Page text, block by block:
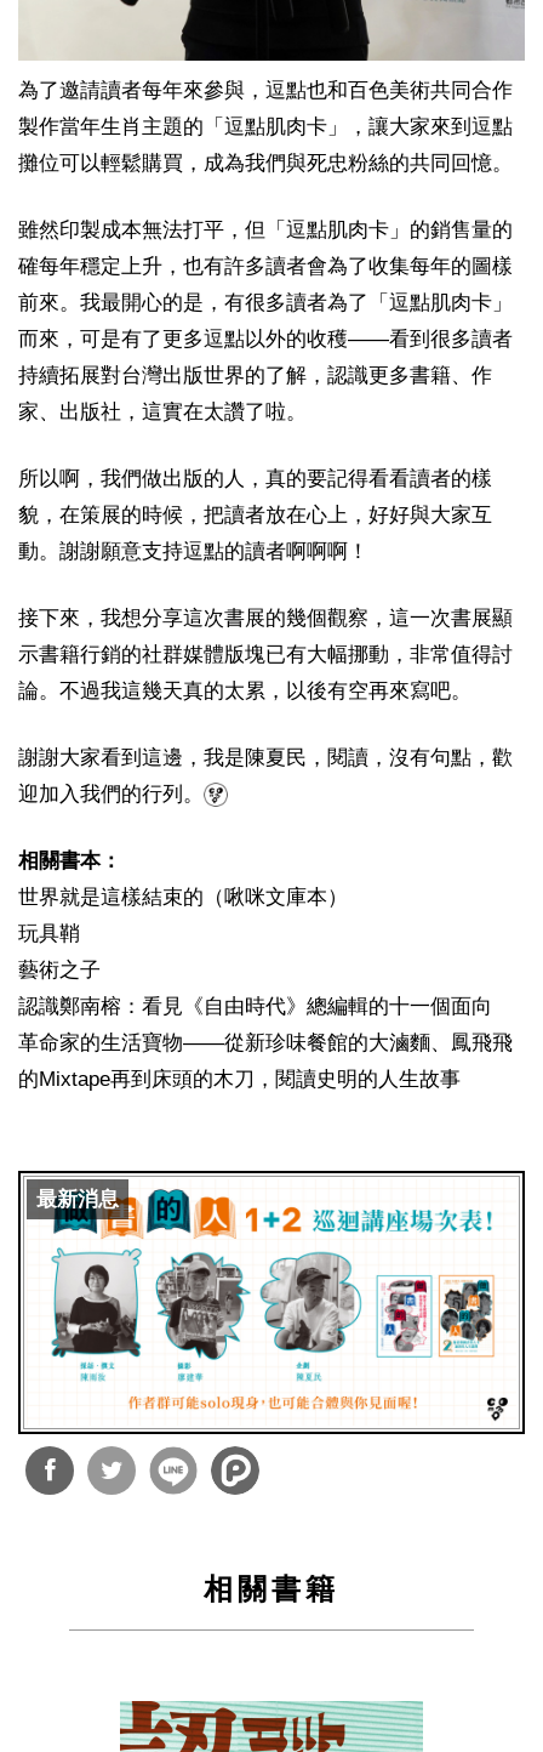
為了邀請讀者每年來參與，逗點也和百色美術共同合作
製作當年生肖主題的「逗點肌肉卡」，讓大家來到逗點
攤位可以輕鬆購買，成為我們與死忠粉絲的共同回憶。
雖然印製成本無法打平，但「逗點肌肉卡」的銷售量的
確每年穩定上升，也有許多讀者會為了收集每年的圖樣
前來。我最開心的是，有很多讀者為了「逗點肌肉卡」
而來，可是有了更多逗點以外的收穫——看到很多讀者
持續拓展對台灣出版世界的了解，認識更多書籍、作
家、出版社，這實在太讚了啦。
所以啊，我們做出版的人，真的要記得看看讀者的樣
貌，在策展的時候，把讀者放在心上，好好與大家互
動。謝謝願意支持逗點的讀者啊啊啊！
接下來，我想分享這次書展的幾個觀察，這一次書展顯
示書籍行銷的社群媒體版塊已有大幅挪動，非常值得討
論。不過我這幾天真的太累，以後有空再來寫吧。
謝謝大家看到這邊，我是陳夏民，閱讀，沒有句點，歡
迎加入我們的行列。
相關書本：
世界就是這樣結束的（啾咪文庫本）
玩具鞘
藝術之子
認識鄭南榕：看見《自由時代》總編輯的十一個面向
革命家的生活寶物——從新珍味餐館的大滷麵、鳳飛飛
的Mixtape再到床頭的木刀，閱讀史明的人生故事
最新消息
相關書籍